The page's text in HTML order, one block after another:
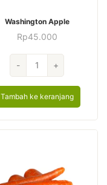
Washington Apple
Rp45.000
-
Kuantitas
Washington
Apple
+
Tambah ke keranjang